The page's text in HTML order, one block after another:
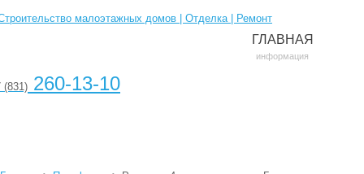
(831) 260-13-10
ГЛАВНАЯ
информация